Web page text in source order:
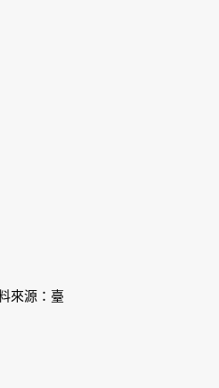
來源：臺